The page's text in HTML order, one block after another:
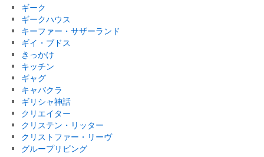
ギーク
ギークハウス
キーファー・サザーランド
ギイ・ブドス
きっかけ
キッチン
ギャグ
キャバクラ
ギリシャ神話
クリエイター
クリステン・リッター
クリストファー・リーヴ
グループリビング